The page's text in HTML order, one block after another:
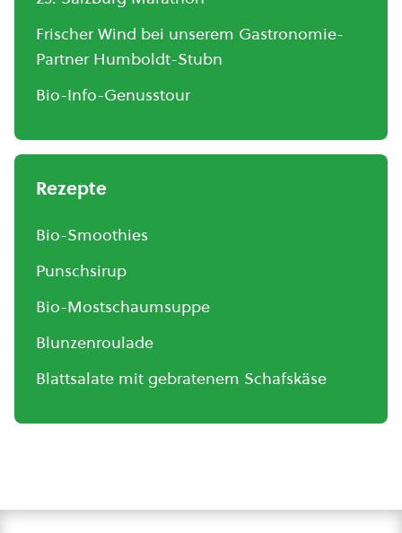
Frischer Wind bei unserem Gastronomie-
Partner Humboldt-Stubn
Bio-Info-Genusstour
Rezepte
Bio-Smoothies
Punschsirup
Bio-Mostschaumsuppe
Blunzenroulade
Blattsalate mit gebratenem Schafskäse